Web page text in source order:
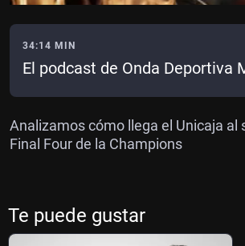
34:14 MIN
El podcast de Onda Deportiva
Analizamos cómo llega el Unicaja
Final Four de la Champions
Te puede gustar